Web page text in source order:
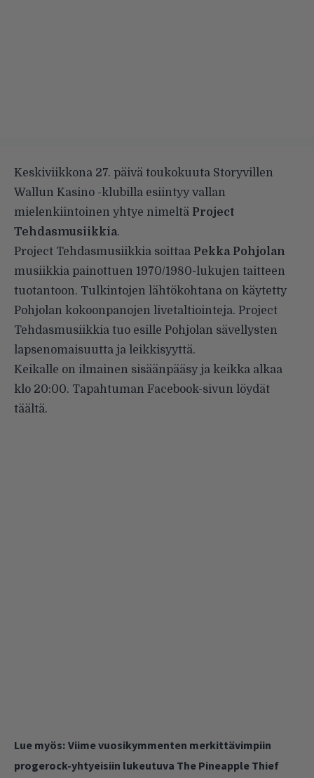
Keskiviikkona 27. päivä toukokuuta Storyvillen
Wallun Kasino -klubilla esiintyy vallan
mielenkiintoinen yhtye nimeltä Project
Tehdasmusiikkia.
Project Tehdasmusiikkia soittaa Pekka Pohjolan
musiikkia painottuen 1970/1980-lukujen taitteen
tuotantoon. Tulkintojen lähtökohtana on käytetty
Pohjolan kokoonpanojen livetaltiointeja. Project
Tehdasmusiikkia tuo esille Pohjolan sävellysten
lapsenomaisuutta ja leikkisyyttä.
Keikalle on ilmainen sisäänpääsy ja keikka alkaa
klo 20:00. Tapahtuman Facebook-sivun löydät
täältä.
Lue myös: Viime vuosikymmenten merkittävimpiin
progerock-yhtyeisiin lukeutuva The Pineapple Thief